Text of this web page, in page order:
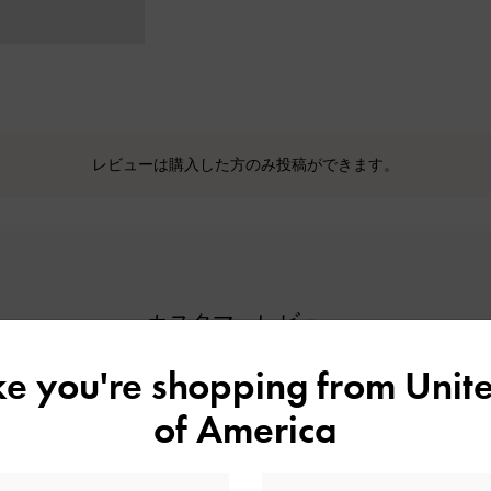
レビューは購入した方のみ投稿ができます。
カスタマーレビュー
you're shopping from
of America